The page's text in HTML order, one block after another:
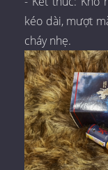
kéo dài, mượt
cháy nhẹ.